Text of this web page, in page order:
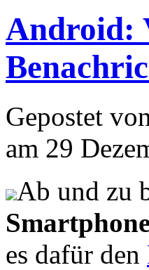
Android:
Gepostet
am 29
Ab und zu
es dafür den